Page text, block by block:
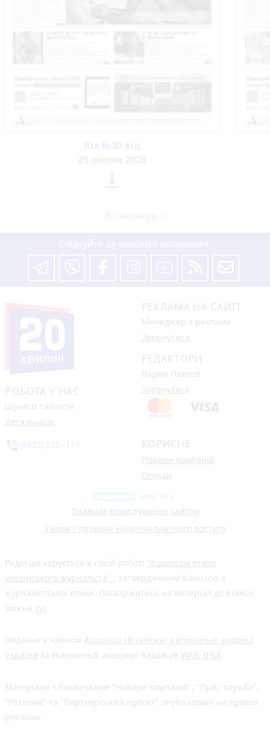
РОБОТА У НАС
Шукаєм таланти
Детальніше
РЕКЛАМА НА САЙТІ
Менеджер з реклами
Звернутися
РЕДАКТОРИ
Вадим Павлов
Звернутися
КОРИСНЕ
Новини компаній
Огляди
Правила користування сайтом
Умови і правила надання платного доступу
Редакція керується в своїй роботі "Кодексом етики
українського журналіста" , затвердженим Комісією з
журналістської етики. Поскаржитись на матеріал до Комісії
можна тут
Видання є членом Асоціації Незалежні регіональні видавці
України та Всесвітньої асоціації видавців WAN-IFRA
Матеріали з позначками "Новини компаній", "Прес-служба",
"Реклама" та "Партнерський проєкт" опубліковані на правах
реклами.